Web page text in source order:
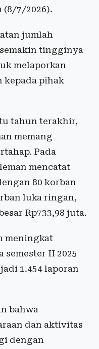
(8/7/2026).
jumlah
tingginya
melaporkan
kepada pihak
tahun terakhir,
memang
Pada
mencatat
80 korban
luka ringan,
Rp733,98 juta.
meningkat
semester II 2025
1.454 laporan
bahwa
dan aktivitas
dengan